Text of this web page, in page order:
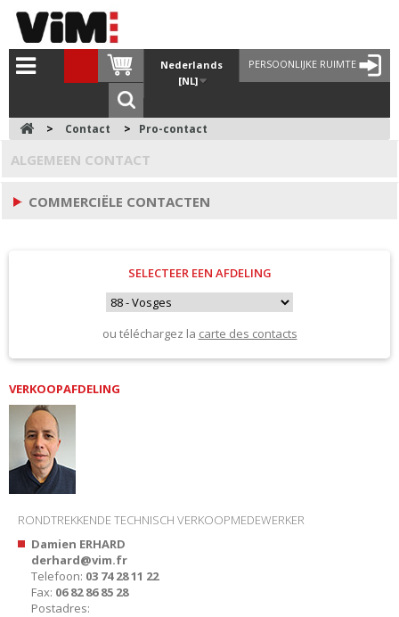
PERSOONLIJKE RUIMTE
Nederlands
[NL]
> Contact > Pro-contact
ALGEMEEN CONTACT
COMMERCIËLE CONTACTEN
SELECTEER EEN AFDELING
ou téléchargez la carte des contacts
VERKOOPAFDELING
RONDTREKKENDE TECHNISCH VERKOOPMEDEWERKER
Damien ERHARD
derhard@vim.fr
Telefoon: 03 74 28 11 22
Fax: 06 82 86 85 28
Postadres: